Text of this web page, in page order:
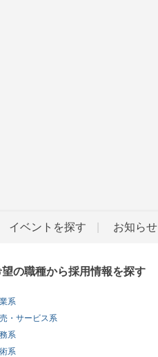
イベントを探す お知らせ
望の職種から採用情報を探す
系
・サービス系
系
系